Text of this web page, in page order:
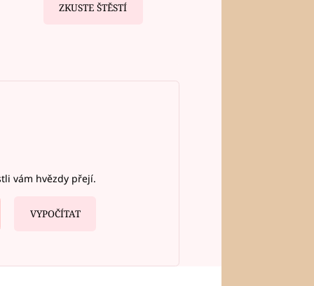
ZKUSTE ŠTĚSTÍ
vám hvězdy přejí.
VYPOČÍTAT